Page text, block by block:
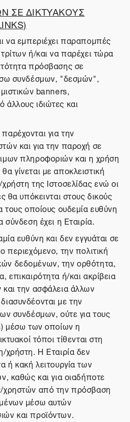
ΣΕ ΔΙΚΤΥΑΚΟΥΣ
να εμπεριέχει παραπομπές
ή/και να παρέχει τώρα
πρόσβασης σε
συνδέσμων, "δεσμών",
banners,
ιδιώτες και
για την
και για την παροχή σε
πληροφοριών και η χρήση
γίνεται με αποκλειστική
της Ιστοσελίδας ενώ οι
θα υπόκεινται στους δικούς
τους οποίους ουδεμία ευθύνη
σύνδεση έχει η Εταιρία.
ευθύνη και δεν εγγυάται σε
περιεχόμενο, την πολιτική
δεδομένων, την ορθότητα,
επικαιρότητα ή/και ακρίβεια
την ασφάλεια άλλων
με την
συνδέσμων, ούτε για τους
μέσω των οποίων η
τόποι τίθενται στη
χρήστη. Η Εταιρία δεν
ή κακή λειτουργία των
καθώς και για οιαδήποτε
χρηστών από την πρόσβαση
μέσω αυτών
και προϊόντων.